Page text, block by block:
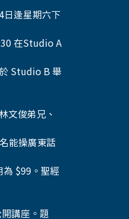
日逢星期六下
在Studio A
Studio B 舉
文俊弟兄、
能操廣東話
為 $99。聖經
講座。題